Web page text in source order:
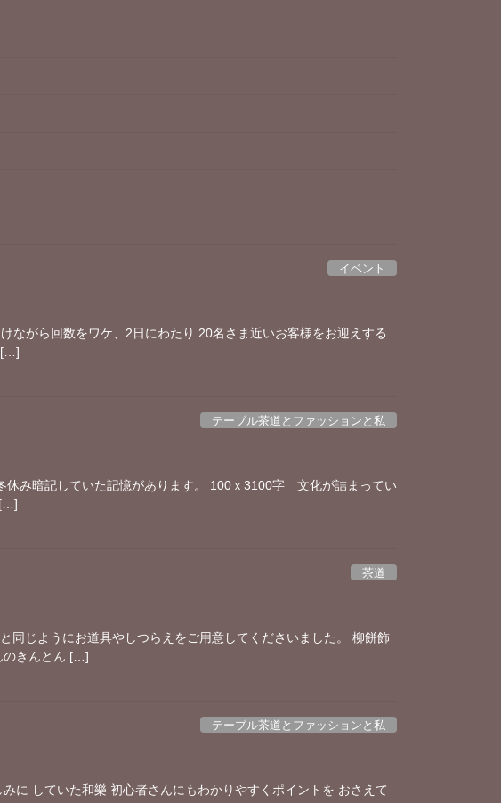
イベント
ながら回数をワケ、2日にわたり 20名さま近いお客様をお迎えする
[…]
テーブル茶道とファッションと私
休み暗記していた記憶があります。 100ｘ3100字 文化が詰まってい
[…]
茶道
同じようにお道具やしつらえをご用意してくださいました。 柳餅飾
のきんとん […]
テーブル茶道とファッションと私
に していた和樂 初心者さんにもわかりやすくポイントを おさえて